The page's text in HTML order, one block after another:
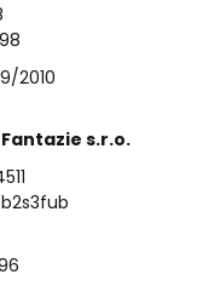
2010
s.r.o.